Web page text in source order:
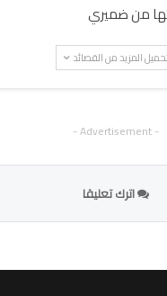
من ضميري
المزيد من القصائد
- Advertisement -
اترك تعليقا